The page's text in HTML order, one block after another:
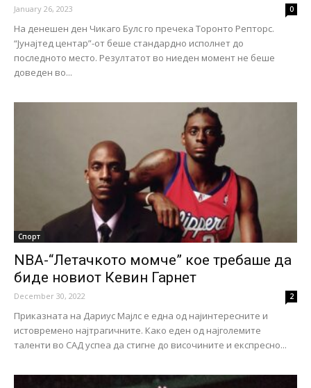
January 26, 2023 0
На денешен ден Чикаго Булс го пречека Торонто Репторс.
“Јунајтед центар”-от беше стандардно исполнет до
последното место. Резултатот во ниеден момент не беше
доведен во...
Спорт
NBA-“Летачкото момче” кое требаше да
биде новиот Кевин Гарнет
December 30, 2022 2
Приказната на Дариус Мајлс е една од најинтересните и
истовремено најтрагичните. Како еден од најголемите
таленти во САД успеа да стигне до височините и експресно...